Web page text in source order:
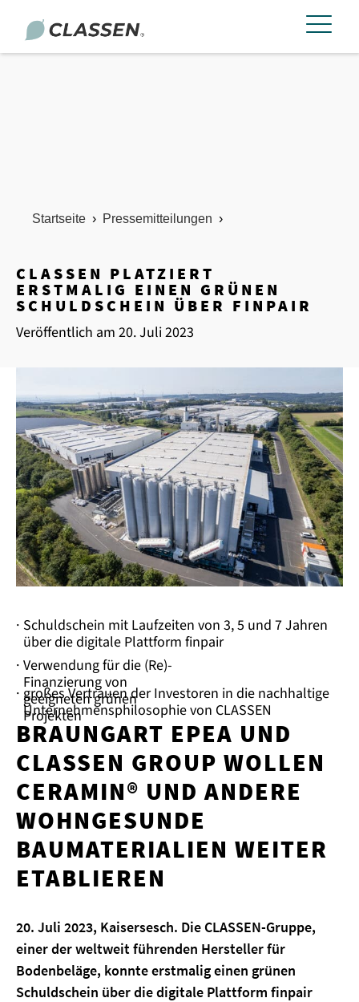
Startseite › Pressemitteilungen ›
CLASSEN PLATZIERT
ERSTMALIG EINEN GRÜNEN
SCHULDSCHEIN ÜBER FINPAIR
Veröffentlich am 20. Juli 2023
· Schuldschein mit Laufzeiten von 3, 5 und 7 Jahren
über die digitale Plattform finpair
· Verwendung für die (Re)-
Finanzierung von
geeigneten grünen
Projekten
· großes Vertrauen der Investoren in die nachhaltige
Unternehmensphilosophie von CLASSEN
BRAUNGART EPEA UND
CLASSEN GROUP WOLLEN
CERAMIN® UND ANDERE
WOHNGESUNDE
BAUMATERIALIEN WEITER
ETABLIEREN
20. Juli 2023, Kaisersesch. Die CLASSEN-Gruppe,
einer der weltweit führenden Hersteller für
Bodenbeläge, konnte erstmalig einen grünen
Schuldschein über die digitale Plattform finpair